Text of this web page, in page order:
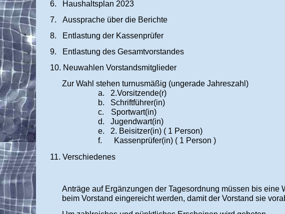
6.
Haushaltsplan 2023
7.
Aussprache über die Berichte
8.
Entlastung der Kassenprüfer
9.
Entlastung des Gesamtvorstandes
10. Neuwahlen Vorstandsmitglieder
Zur Wahl stehen turnusmäßig (ungerade Jahreszahl)
a.
2.Vorsitzende(r)
b.
Schriftführer(in)
c.
Sportwart(in)
d.
Jugendwart(in)
e.
2. Beisitzer(in) ( 1 Person)
f.
Kassenprüfer(in) ( 1 Person )
11. Verschiedenes
Anträge auf Ergänzungen der Tagesordnung müssen bis eine
beim Vorstand eingereicht werden, damit der Vorstand sie